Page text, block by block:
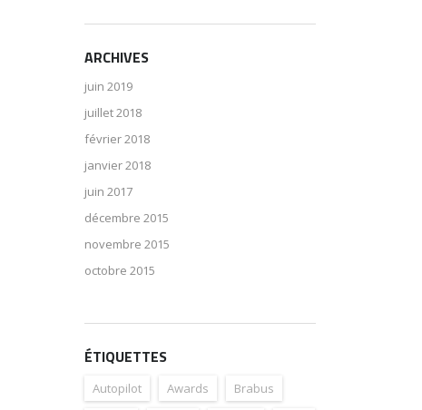
ARCHIVES
juin 2019
juillet 2018
février 2018
janvier 2018
juin 2017
décembre 2015
novembre 2015
octobre 2015
ÉTIQUETTES
Autopilot Awards
Brabus